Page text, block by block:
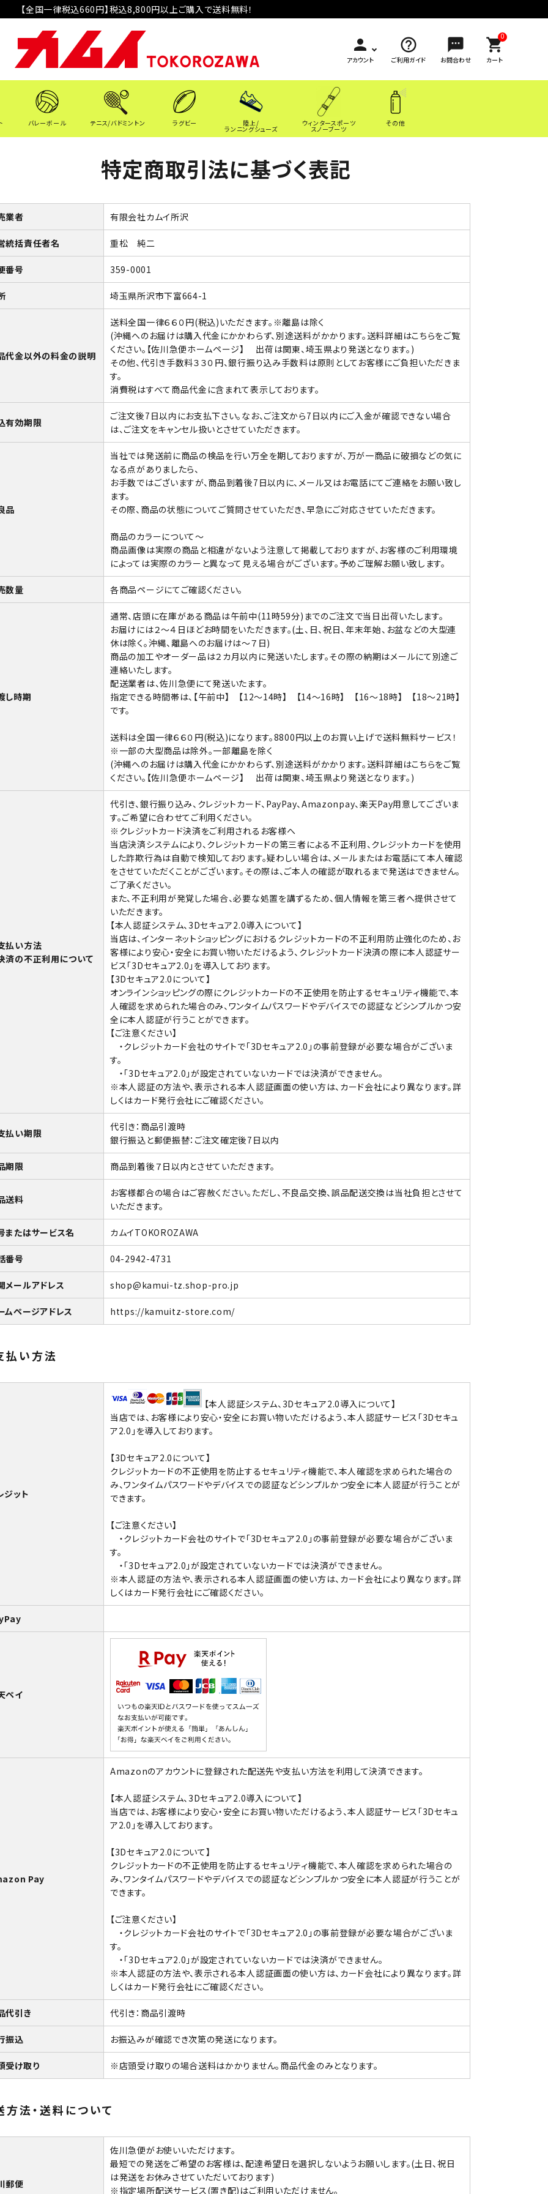
【全国一律税込660円】税込8,800円以上ご購入で送料無料！
person
アカウント
help_outline
ご利用ガイド
sms
お問合わせ
0
shopping_cart
カート
バレーボール テニス/バドミントン ラグビー 陸上/
ランニングシューズ
ウィンタースポーツ
スノーブーツ
その他
特定商取引法に基づく表記
業者 有限会社カムイ所沢
統括責任者名 重松 純二
番号 359-0001
埼玉県所沢市下富664-1
代金以外の料金の説明
送料全国一律６６０円(税込)いただきます。※離島は除く
(沖縄へのお届けは購入代金にかかわらず、別途送料がかかります。送料詳細はこちらをご覧
ください。 【佐川急便ホームページ】
出荷は関東、埼玉県より発送となります。)
その他、代引き手数料３３０円、銀行振り込み手数料は原則としてお客様にご負担いただきま
す。
消費税はすべて商品代金に含まれて表示しております。
有効期限
ご注文後7日以内にお支払下さい。なお、ご注文から7日以内にご入金が確認できない場合
は、ご注文をキャンセル扱いとさせていただきます。
品
当社では発送前に商品の検品を行い万全を期しておりますが、万が一商品に破損などの気に
なる点がありましたら、
お手数ではございますが、商品到着後7日以内に、メール又はお電話にてご連絡をお願い致し
ます。
その際、商品の状態についてご質問させていただき、早急にご対応させていただきます。
商品のカラーについて～
商品画像は実際の商品と相違がないよう注意して掲載しておりますが、お客様のご利用環境
によっては実際のカラーと異なって見える場合がございます。予めご理解お願い致します。
数量 各商品ページにてご確認ください。
し時期
通常、店頭に在庫がある商品は午前中(11時59分)までのご注文で当日出荷いたします。
お届けには２～４日ほどお時間をいただきます。(土、日、祝日、年末年始、お盆などの大型連
休は除く。沖縄、離島へのお届けは～７日)
商品の加工やオーダー品は２カ月以内に発送いたします。その際の納期はメールにて別途ご
連絡いたします。
配送業者は、佐川急便にて発送いたます。
指定できる時間帯は、【午前中】 【12～14時】 【14～16時】 【16～18時】 【18～21時】
です。
送料は全国一律６６０円(税込)になります。8800円以上のお買い上げで送料無料サービス！
※一部の大型商品は除外。一部離島を除く
(沖縄へのお届けは購入代金にかかわらず、別途送料がかかります。送料詳細はこちらをご覧
ください。 【佐川急便ホームページ】 出荷は関東、埼玉県より発送となります。)
払い方法
の不正利用について
代引き、銀行振り込み、クレジットカード、PayPay、Amazonpay、楽天Pay用意してございま
す。ご希望に合わせてご利用ください。
※クレジットカード決済をご利用されるお客様へ
当店決済システムにより、クレジットカードの第三者による不正利用、クレジットカードを使用
した詐欺行為は自動で検知しております。疑わしい場合は、メールまたはお電話にて本人確認
をさせていただくことがございます。その際は、ご本人の確認が取れるまで発送はできません。
ご了承ください。
また、不正利用が発覚した場合、必要な処置を講ずるため、個人情報を第三者へ提供させて
いただきます。
【本人認証システム、3Dセキュア2.0導入について】
当店は、インターネットショッピングにおけるクレジットカードの不正利用防止強化のため、お
客様により安心・安全にお買い物いただけるよう、クレジットカード決済の際に本人認証サー
ビス「3Dセキュア2.0」を導入しております。
【3Dセキュア2.0について】
オンラインショッピングの際にクレジットカードの不正使用を防止するセキュリティ機能で、本
人確認を求められた場合のみ、ワンタイムパスワードやデバイスでの認証などシンプルかつ安
全に本人認証が行うことができます。
【ご注意ください】
・クレジットカード会社のサイトで「3Dセキュア2.0」の事前登録が必要な場合がございま
す。
・「3Dセキュア2.0」が設定されていないカードでは決済ができません。
※本人認証の方法や、表示される本人認証画面の使い方は、カード会社により異なります。詳
しくはカード発行会社にご確認ください。
払い期限
代引き：商品引渡時
銀行振込と郵便振替：ご注文確定後7日以内
期限 商品到着後７日以内とさせていただきます。
送料
お客様都合の場合はご容赦ください。ただし、不良品交換、誤品配送交換は当社負担とさせて
いただきます。
またはサービス名 カムイTOKOROZAWA
番号 04-2942-4731
メールアドレス shop@kamui-tz.shop-pro.jp
ムページアドレス https://kamuitz-store.com/
払い方法
ジット
【本人認証システム、3Dセキュア2.0導入について】
当店では、お客様により安心・安全にお買い物いただけるよう、本人認証サービス「3Dセキュ
ア2.0」を導入しております。
【3Dセキュア2.0について】
クレジットカードの不正使用を防止するセキュリティ機能で、本人確認を求められた場合の
み、ワンタイムパスワードやデバイスでの認証などシンプルかつ安全に本人認証が行うことが
できます。
【ご注意ください】
・クレジットカード会社のサイトで「3Dセキュア2.0」の事前登録が必要な場合がございま
す。
・「3Dセキュア2.0」が設定されていないカードでは決済ができません。
※本人認証の方法や、表示される本人認証画面の使い方は、カード会社により異なります。詳
しくはカード発行会社にご確認ください。
ペイ
Pay
Amazonのアカウントに登録された配送先や支払い方法を利用して決済できます。
【本人認証システム、3Dセキュア2.0導入について】
当店では、お客様により安心・安全にお買い物いただけるよう、本人認証サービス「3Dセキュ
ア2.0」を導入しております。
【3Dセキュア2.0について】
クレジットカードの不正使用を防止するセキュリティ機能で、本人確認を求められた場合の
み、ワンタイムパスワードやデバイスでの認証などシンプルかつ安全に本人認証が行うことが
できます。
【ご注意ください】
・クレジットカード会社のサイトで「3Dセキュア2.0」の事前登録が必要な場合がございま
す。
・「3Dセキュア2.0」が設定されていないカードでは決済ができません。
※本人認証の方法や、表示される本人認証画面の使い方は、カード会社により異なります。詳
しくはカード発行会社にご確認ください。
代引き 代引き：商品引渡時
振込 お振込みが確認でき次第の発送になります。
受け取り ※店頭受け取りの場合送料はかかりません。商品代金のみとなります。
方法・送料について
郵便
佐川急便がお使いいただけます。
最短での発送をご希望のお客様は、配達希望日を選択しないようお願いします。(土日、祝日
は発送をお休みさせていただいております)
※指定場所配送サービス(置き配)はご利用いただけません。